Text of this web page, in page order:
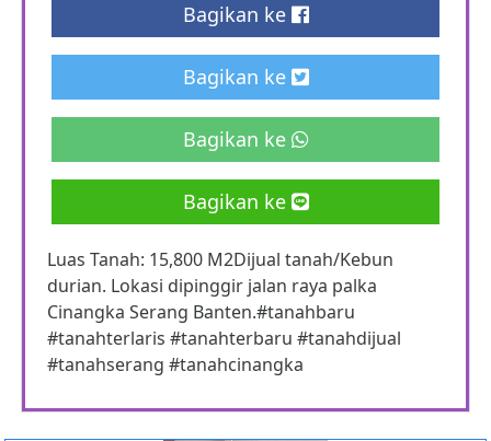
Bagikan ke
Bagikan ke
Bagikan ke
Bagikan ke
Luas Tanah: 15,800 M2Dijual tanah/Kebun
durian. Lokasi dipinggir jalan raya palka
Cinangka Serang Banten.#tanahbaru
#tanahterlaris #tanahterbaru #tanahdijual
#tanahserang #tanahcinangka